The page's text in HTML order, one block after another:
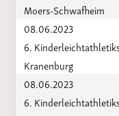
Moers-Schwafheim
08.06.2023
6.
Kranenburg
08.06.2023
6.